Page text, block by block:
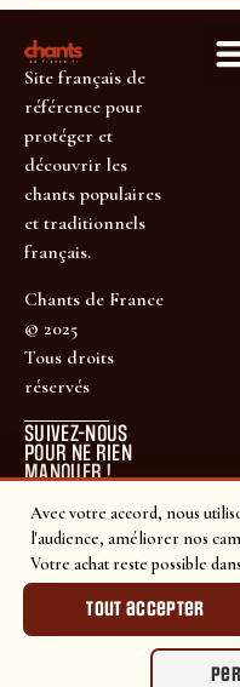
Avec votre accord, nous
l'audience, améliorer nos
Votre achat reste possible
Tout accepter
Site français de
référence pour
protéger et
découvrir les
chants populaires
et traditionnels
français.
Chants de France
© 2025
Tous droits
réservés
SUIVEZ-NOUS
POUR NE RIEN
MANQUER !